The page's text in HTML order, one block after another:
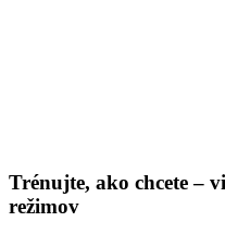
Trénujte, ako chcete –
režimov